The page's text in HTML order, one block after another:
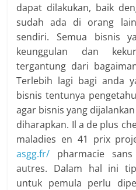
dapat dilakukan, baik
sudah ada di orang
sendiri. Semua bisnis
keunggulan dan
tergantung dari
Terlebih lagi bagi anda
bisnis tentunya
agar bisnis yang
diharapkan. Il a de plus
maladies en 41 prix
asgg.fr/ pharmacie
autres. Dalam hal ini
untuk pemula perlu